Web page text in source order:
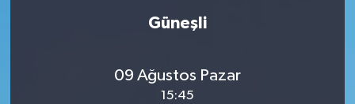
Güneşli
09 Ağustos Pazar
15:45